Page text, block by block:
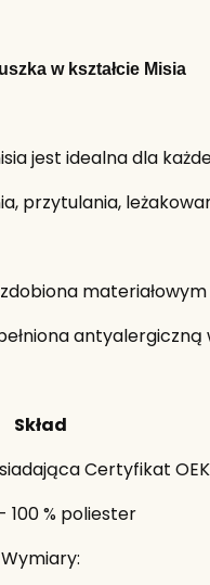
w kształcie Misia
jest idealna dla
przytulania,
antyalergiczną
Skład
Certyfikat
100 % poliester
Wymiary: